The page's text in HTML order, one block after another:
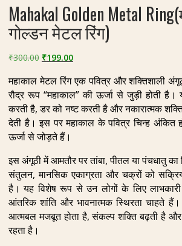
Mahakal Golden Metal
गोल्डन मेटल रिंग)
₹300.00 Original
was:
₹300.00.
₹199.00Current
is:
₹199.00.
महाकाल मेटल रिंग एक पवित्र और शक्तिशाली
रौद्र रूप “महाकाल” की ऊर्जा से जुड़ी होती है।
करती है, डर को नष्ट करती है और नकारात्मक
देती है। इस पर महाकाल के पवित्र चिन्ह अंकित
ऊर्जा से जोड़ते हैं।
इस अंगूठी में आमतौर पर तांबा, पीतल या पंचधातु का
संतुलन, मानसिक एकाग्रता और चक्रों को
है। यह विशेष रूप से उन लोगों के लिए
आंतरिक शांति और भावनात्मक स्थिरता चाहते
आत्मबल मजबूत होता है, संकल्प शक्ति बढ़ती है
रहता है।